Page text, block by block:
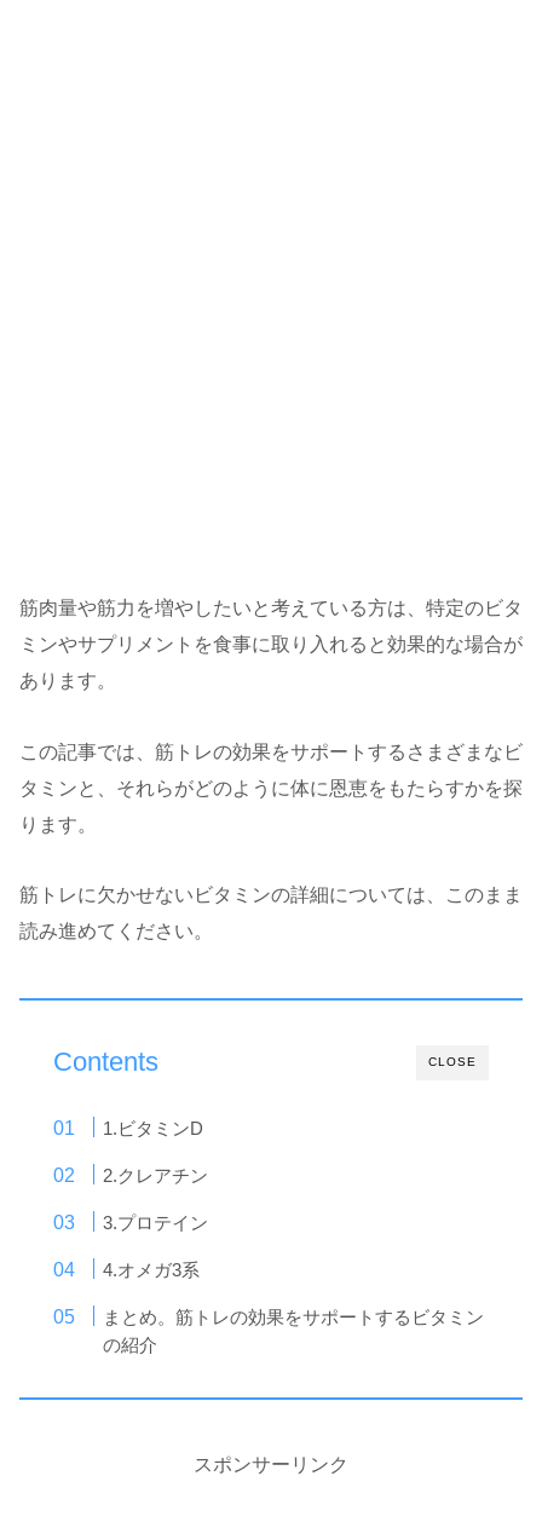
筋肉量や筋力を増やしたいと考えている方は、特定のビタ
ミンやサプリメントを食事に取り入れると効果的な場合が
あります。
この記事では、筋トレの効果をサポートするさまざまなビ
タミンと、それらがどのように体に恩恵をもたらすかを探
ります。
筋トレに欠かせないビタミンの詳細については、このまま
読み進めてください。
CLOSE
Contents
1.ビタミンD
2.クレアチン
3.プロテイン
4.オメガ3系
まとめ。筋トレの効果をサポートするビタミン
の紹介
スポンサーリンク